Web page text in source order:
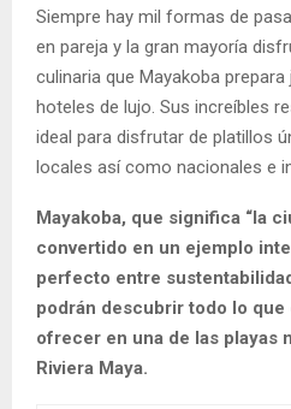
Siempre hay mil formas de
en pareja y la gran mayoría
culinaria que Mayakoba
hoteles de lujo. Sus increíbles
ideal para disfrutar de platillos
locales así como nacionales e
Mayakoba, que significa “la
convertido en un ejemplo
perfecto entre
podrán descubrir todo lo
ofrecer en una de las playas
Riviera Maya.